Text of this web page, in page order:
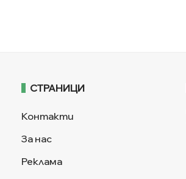
СТРАНИЦИ
Контакти
За нас
Реклама